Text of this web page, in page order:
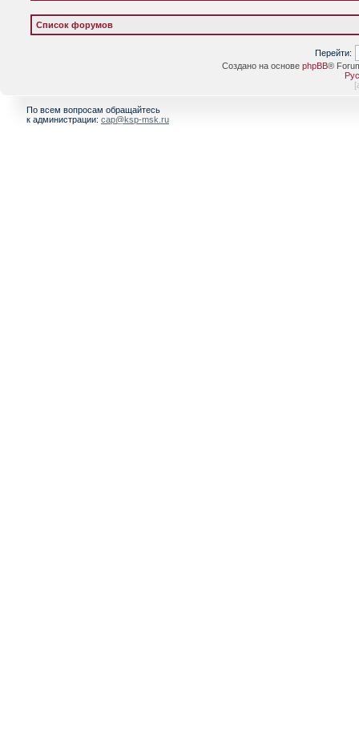
Список форумов
Перейти:
Создано на основе phpBB®
[
По всем вопросам обращайтесь
к администрации: cap@ksp-msk.ru